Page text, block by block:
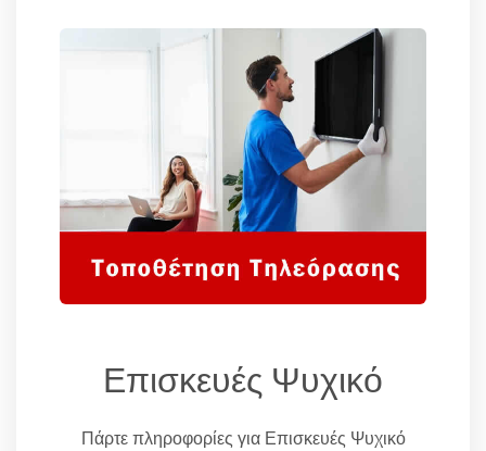
Επισκευές Ψυχικό
Πάρτε πληροφορίες για Επισκευές Ψυχικό